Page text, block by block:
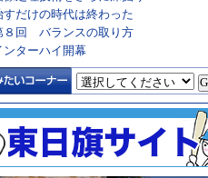
すだけの時代は終わった
８回 バランスの取り方
ンターハイ開幕